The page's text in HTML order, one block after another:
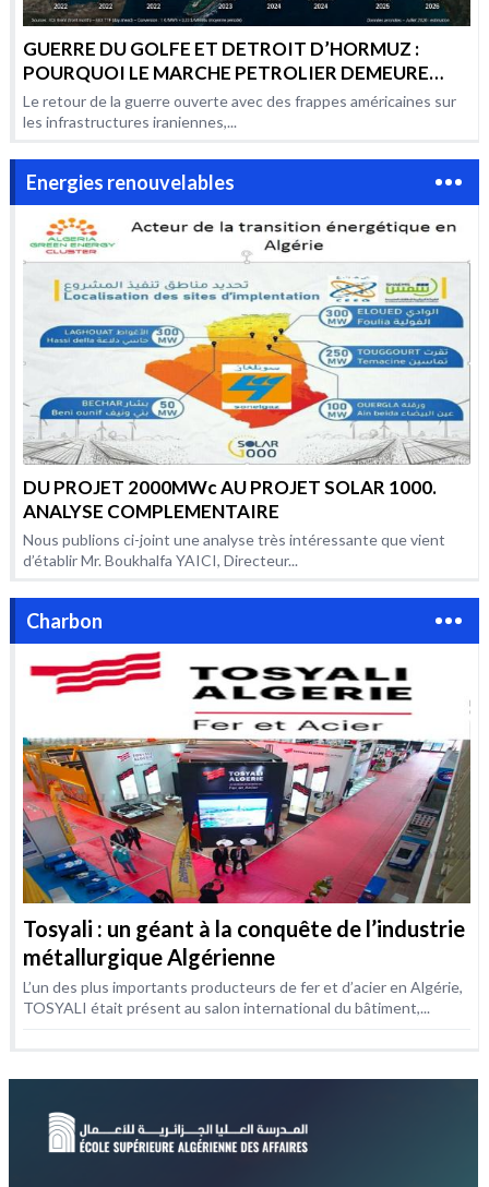
GUERRE DU GOLFE ET DETROIT D’HORMUZ :
POURQUOI LE MARCHE PETROLIER DEMEURE
AUSSI VOLATILE PAR RAPPORT AUX CONFLITS
PRECEDENTS ?
Le retour de la guerre ouverte avec des frappes américaines sur
les infrastructures iraniennes,...
Energies renouvelables
DU PROJET 2000MWc AU PROJET SOLAR 1000.
ANALYSE COMPLEMENTAIRE
Nous publions ci-joint une analyse très intéressante que vient
d’établir Mr. Boukhalfa YAICI, Directeur...
Charbon
Tosyali : un géant à la conquête de l’industrie
métallurgique Algérienne
L’un des plus importants producteurs de fer et d’acier en Algérie,
TOSYALI était présent au salon international du bâtiment,...